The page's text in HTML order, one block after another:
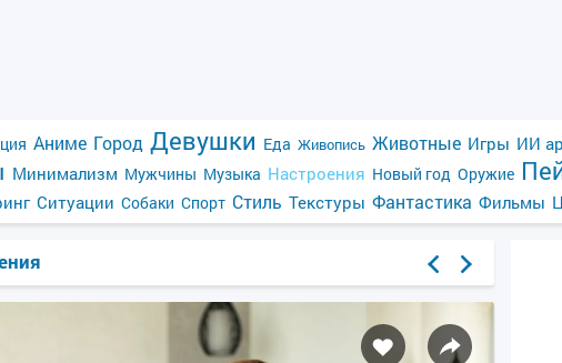
Аниме Город Девушки Еда Живопись Животные Игры ИИ
Минимализм Мужчины Музыка Настроения Новый год Оружие
Ситуации Собаки Спорт Стиль Текстуры Фантастика Фильмы